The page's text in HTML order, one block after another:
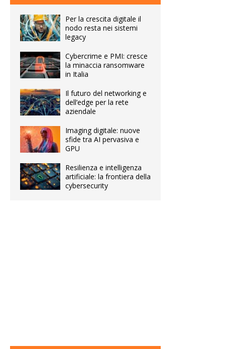
Per la crescita digitale il
nodo resta nei sistemi
legacy
Cybercrime e PMI: cresce
la minaccia ransomware
in Italia
Il futuro del networking e
dell’edge per la rete
aziendale
Imaging digitale: nuove
sfide tra AI pervasiva e
GPU
Resilienza e intelligenza
artificiale: la frontiera della
cybersecurity